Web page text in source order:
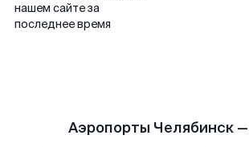
нашем сайте за
последнее время
Аэропорты Челябинск